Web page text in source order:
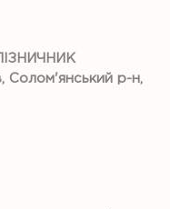
Солом'янський р-н,